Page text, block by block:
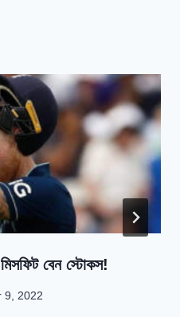
মিসফিট বেন স্টোকস!
9, 2022